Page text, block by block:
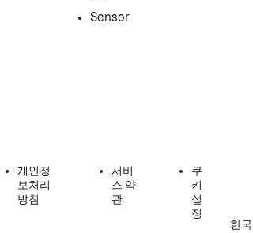
Sensor
개인정
보처리
방침
서비
스 약
관
쿠
키
설
정
한